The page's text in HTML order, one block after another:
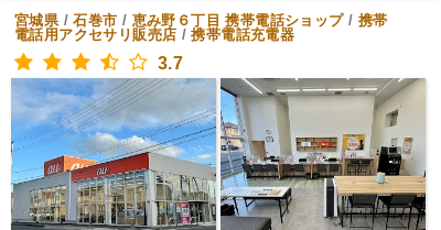
宮城県/石巻市 / 恵み野６丁目 携帯電話ショップ/ 携帯
電話用アクセサリ販売店 /携帯電話充電器
3.7